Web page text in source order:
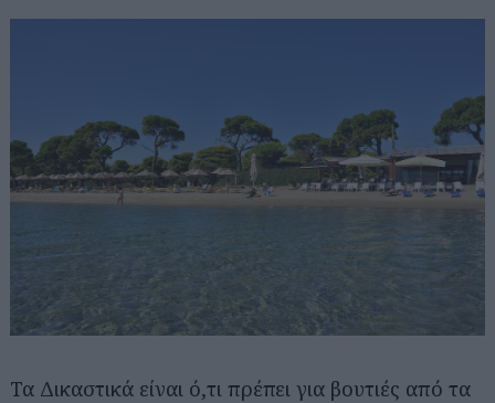
Τα Δικαστικά είναι ό,τι πρέπει για βουτιές από τα